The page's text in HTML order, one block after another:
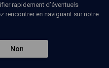
La rédaction
rapidement d’éventuels
rencontrer en naviguant sur notre
Non